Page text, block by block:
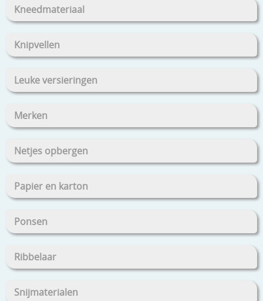
Kneedmateriaal
Knipvellen
Leuke versieringen
Merken
Netjes opbergen
Papier en karton
Ponsen
Ribbelaar
Snijmaterialen